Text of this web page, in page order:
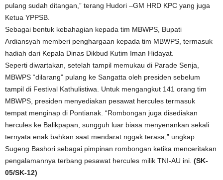
pulang sudah ditangan,” terang Hudori –GM HRD KPC yang juga
Ketua YPPSB.
Sebagai bentuk kebahagian kepada tim MBWPS, Bupati
Ardiansyah memberi penghargaan kepada tim MBWPS, termasuk
hadiah dari Kepala Dinas Dikbud Kutim Iman Hidayat.
Seperti diwartakan, setelah tampil memukau di Parade Senja,
MBWPS “dilarang” pulang ke Sangatta oleh presiden sebelum
tampil di Festival Kathulistiwa. Untuk mengangkut 141 orang tim
MBWPS, presiden menyediakan pesawat hercules termasuk
tempat menginap di Pontianak. “Rombongan juga disediakan
hercules ke Balikpapan, sungguh luar biasa menyenankan sekali
ternyata enak bahkan saat mendarat nggak terasa,” ungkap
Sugeng Bashori sebagai pimpinan rombongan ketika menceritakan
pengalamannya terbang pesawat hercules milik TNI-AU ini. (SK-
05/SK-12)